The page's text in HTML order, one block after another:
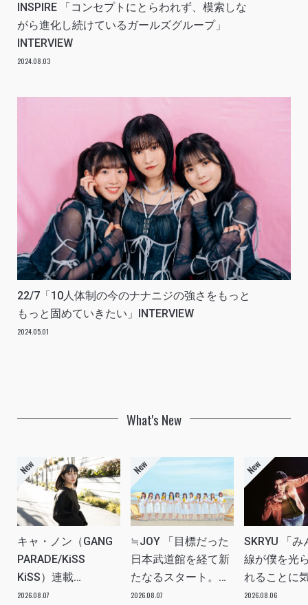
INSPIRE 「コンセプトにとらわれず、模索しな
がら進化し続けているガールズグループ」
INTERVIEW
2024.08.03
22/7「10人体制の今のナナニジの強さをもっと
もっと固めていきたい」INTERVIEW
2024.05.01
What's New
キャ・ノン（GANG
PARADE/KiSS
KiSS）連載
vol.113「読者からの
2026.08.07
≒JOY 「目標だった
日本武道館を経て新
たなるスタート。
≒JOYにしかない魅
2026.08.07
SKRYU 「み
線が僕を光
れることに
た」
2026.08.06